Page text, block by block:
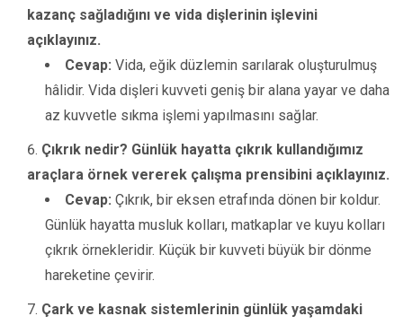
kazanç sağladığını ve vida dişlerinin işlevini
açıklayınız.
Cevap: Vida, eğik düzlemin sarılarak oluşturulmuş
hâlidir. Vida dişleri kuvveti geniş bir alana yayar ve daha
az kuvvetle sıkma işlemi yapılmasını sağlar.
Çıkrık nedir? Günlük hayatta çıkrık kullandığımız
araçlara örnek vererek çalışma prensibini açıklayınız.
Cevap: Çıkrık, bir eksen etrafında dönen bir koldur.
Günlük hayatta musluk kolları, matkaplar ve kuyu kolları
çıkrık örnekleridir. Küçük bir kuvveti büyük bir dönme
hareketine çevirir.
Çark ve kasnak sistemlerinin günlük yaşamdaki